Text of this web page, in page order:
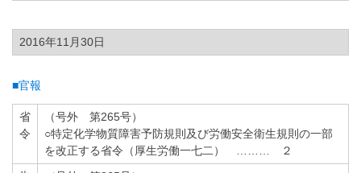
2016年11月30日
■官報
省
令
（号外 第265号）
○特定化学物質障害予防規則及び労働安全衛生規則の一部
を改正する省令（厚生労働一七二） ……… ２